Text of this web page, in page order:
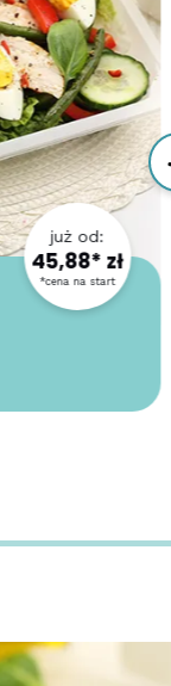
już od:
45,88* zł
*cena na start